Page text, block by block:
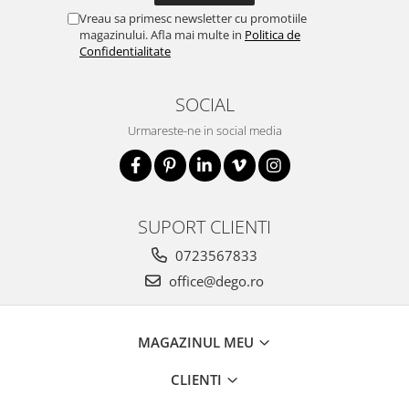
Vreau sa primesc newsletter cu promotiile
magazinului. Afla mai multe in Politica de
Confidentialitate
SOCIAL
Urmareste-ne in social media
SUPORT CLIENTI
0723567833
office@dego.ro
MAGAZINUL MEU
CLIENTI